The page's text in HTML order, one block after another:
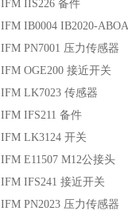
IFM IIS226 备件
IFM IB0004 IB2020-
IFM PN7001 压力传感器
IFM OGE200 接近开关
IFM LK7023 传感器
IFM IFS211 备件
IFM LK3124 开关
IFM E11507 M12公接头
IFM IFS241 接近开关
IFM PN2023 压力传感器